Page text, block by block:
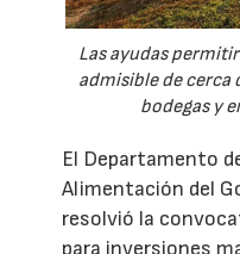
Las ayudas
admisible de cerca
bodegas y
El Departamento
Alimentación del
resolvió la